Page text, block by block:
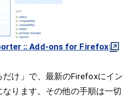
:: Add-ons for Firefox
だけ」で、最新のFirefoxにイ
ります。その他の手順は一切